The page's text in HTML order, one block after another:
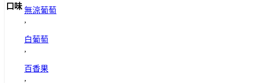
口味 無涼葡萄
,
白葡萄
,
百香果
,